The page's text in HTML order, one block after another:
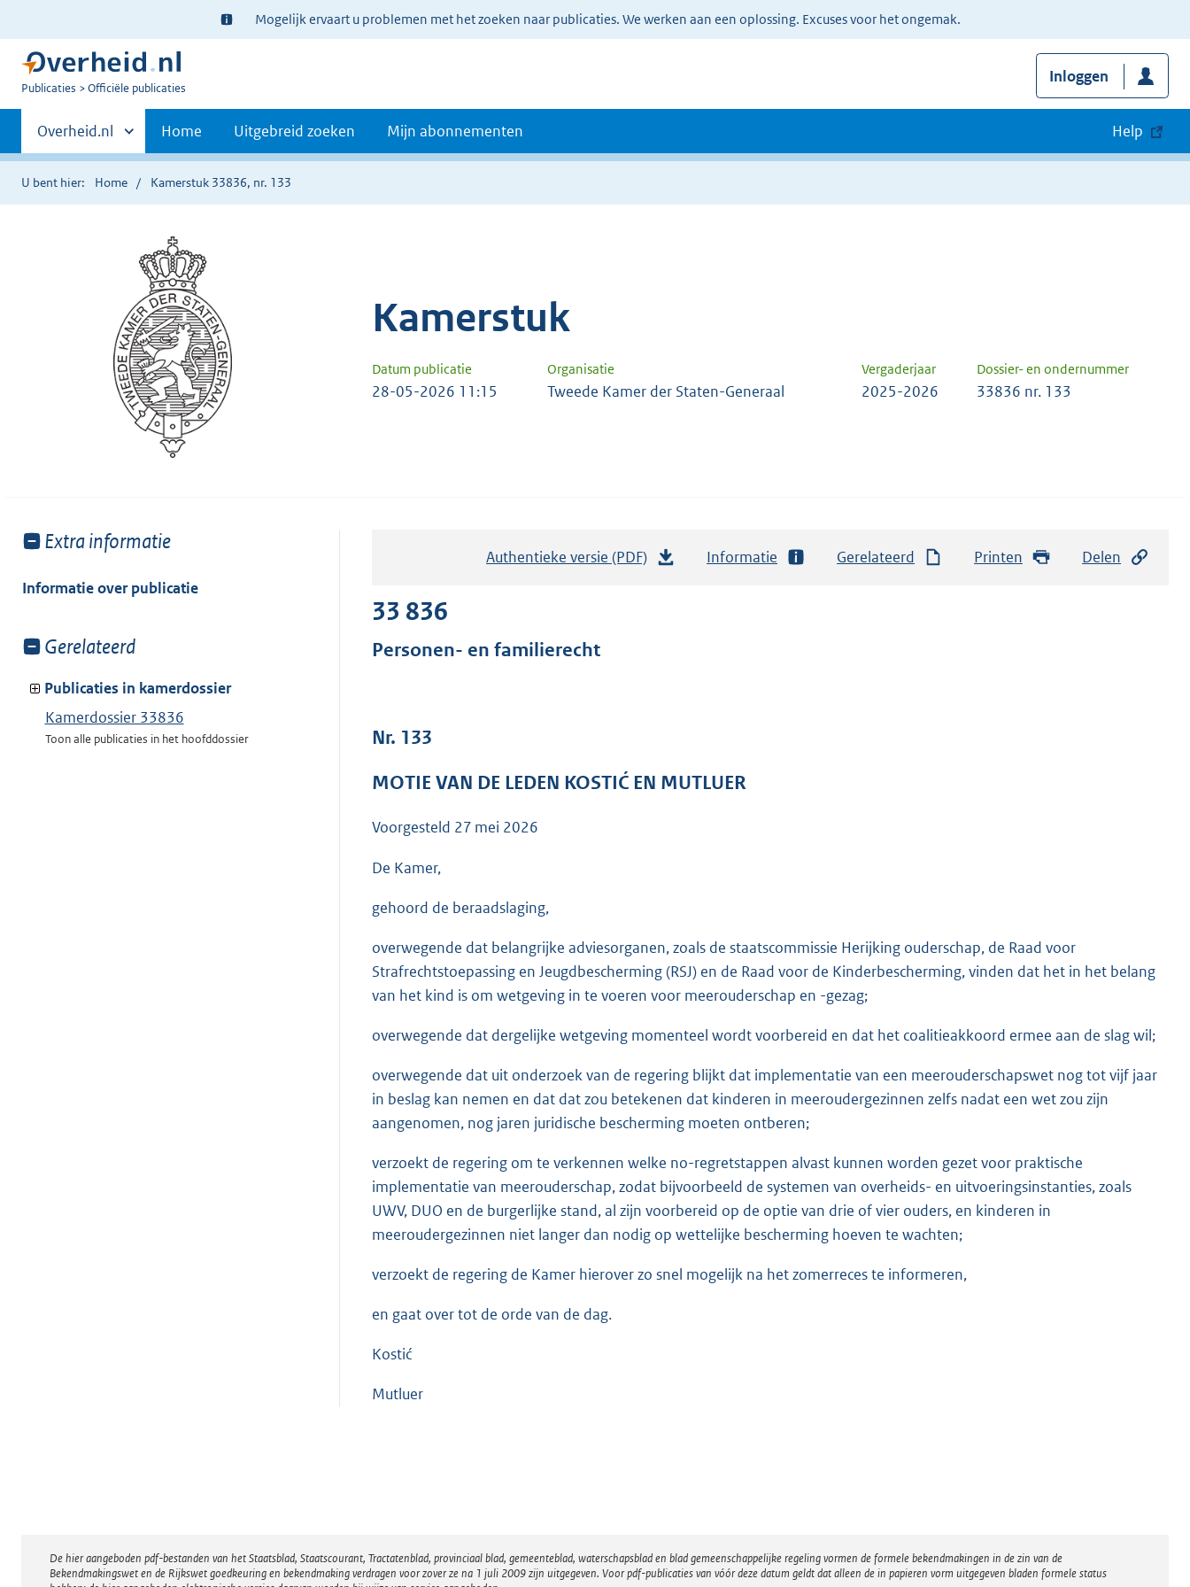
Ter
informatie:
Mogelijk ervaart u problemen met het zoeken naar publicaties. We werken aan een oplossing. Excuses voor het ongemak.
U
Publicaties Officiële publicaties
Inloggen
Primaire
navigatie
Andere
sites
binnen
Overheid.nl Home Uitgebreid zoeken Mijn abonnementen Help
U bent hier: Home Kamerstuk 33836, nr. 133
Kamerstuk
Datum publicatie Organisatie Vergaderjaar Dossier- en ondernummer
28-05-2026 11:15 Tweede Kamer der Staten-Generaal 2025-2026 33836 nr. 133
Toon
van:
Extra informatie
Informatie over publicatie
Toon
van:
Gerelateerd
Publicaties in kamerdossier
Kamerdossier 33836
Toon alle publicaties in het hoofddossier
Authentieke versie (PDF)
r
Informatie Gerelateerd Printen Delen
33 836
Personen- en familierecht
Nr. 133
MOTIE VAN DE LEDEN KOSTIĆ EN MUTLUER
Voorgesteld 27 mei 2026
De Kamer,
gehoord de beraadslaging,
overwegende dat belangrijke adviesorganen, zoals de staatscommissie Herijking ouderschap, de Raad voor
Strafrechtstoepassing en Jeugdbescherming (RSJ) en de Raad voor de Kinderbescherming, vinden dat het in het belang
van het kind is om wetgeving in te voeren voor meerouderschap en -gezag;
overwegende dat dergelijke wetgeving momenteel wordt voorbereid en dat het coalitieakkoord ermee aan de slag wil;
overwegende dat uit onderzoek van de regering blijkt dat implementatie van een meerouderschapswet nog tot vijf jaar
in beslag kan nemen en dat dat zou betekenen dat kinderen in meeroudergezinnen zelfs nadat een wet zou zijn
aangenomen, nog jaren juridische bescherming moeten ontberen;
verzoekt de regering om te verkennen welke no-regretstappen alvast kunnen worden gezet voor praktische
implementatie van meerouderschap, zodat bijvoorbeeld de systemen van overheids- en uitvoeringsinstanties, zoals
UWV, DUO en de burgerlijke stand, al zijn voorbereid op de optie van drie of vier ouders, en kinderen in
meeroudergezinnen niet langer dan nodig op wettelijke bescherming hoeven te wachten;
verzoekt de regering de Kamer hierover zo snel mogelijk na het zomerreces te informeren,
en gaat over tot de orde van de dag.
Kostić
Mutluer
Disclaimer
De hier aangeboden pdf-bestanden van het Staatsblad, Staatscourant, Tractatenblad, provinciaal blad, gemeenteblad, waterschapsblad en blad gemeenschappelijke regeling vormen de formele bekendmakingen in de zin van de
Bekendmakingswet en de Rijkswet goedkeuring en bekendmaking verdragen voor zover ze na 1 juli 2009 zijn uitgegeven. Voor pdf-publicaties van vóór deze datum geldt dat alleen de in papieren vorm uitgegeven bladen formele status